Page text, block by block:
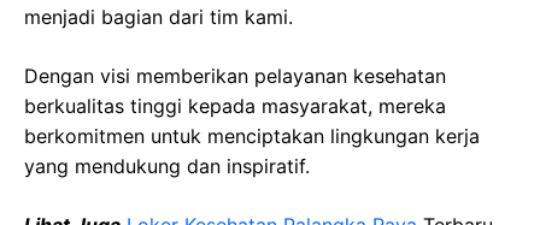
menjadi bagian dari tim kami.
Dengan visi memberikan pelayanan kesehatan
berkualitas tinggi kepada masyarakat, mereka
berkomitmen untuk menciptakan lingkungan kerja
yang mendukung dan inspiratif.